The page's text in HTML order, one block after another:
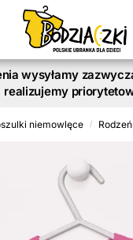
wysyłamy
realizujemy
niemowlęce /